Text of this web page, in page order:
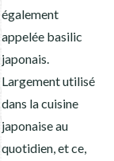
également
appelée basilic
japonais.
Largement utilisé
dans la cuisine
japonaise au
quotidien, et ce,